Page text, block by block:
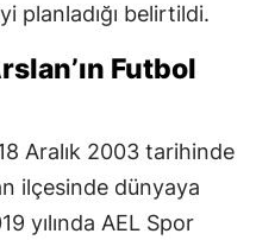
planladığı belirtildi.
Futbol
Aralık 2003 tarihinde
ilçesinde dünyaya
yılında AEL Spor